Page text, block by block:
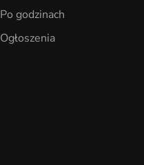
Po godzinach
Ogłoszenia